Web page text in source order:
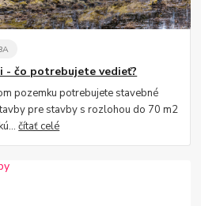
- čo potrebujete vedieť?
pozemku potrebujete stavebné
pre stavby s rozlohou do 70 m2
čítať celé